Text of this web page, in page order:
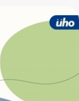
一般性出血可以有
或同類型藥
患者，也能透過上
。簡立建主任說
效果皆有不錯的成
簡單方便，不須
擊下，造成顱骨
腦缺氧等腦部組織
止，導致腦部組
顱骨內表面粗糙
至長期昏迷或死
中心中醫部總醫